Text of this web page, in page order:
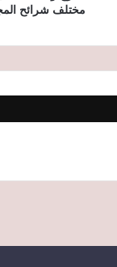
مستمر حتى
بـ17 مدينة جديدة
مختلف شرائح